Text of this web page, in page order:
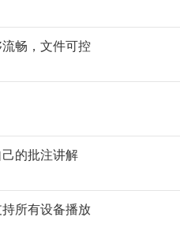
畅，文件可控
的批注讲解
所有设备播放